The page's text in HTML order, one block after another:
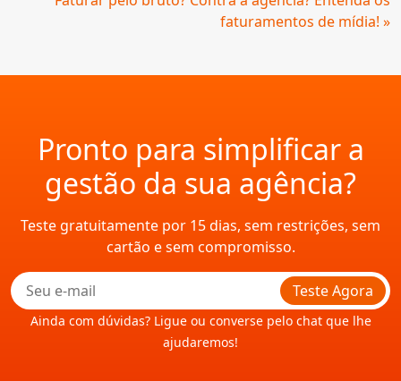
faturamentos de mídia! »
Pronto para simplificar a
gestão da sua agência?
Teste gratuitamente por 15 dias, sem restrições, sem
cartão e sem compromisso.
Teste Agora
Ainda com dúvidas? Ligue ou converse pelo chat que lhe
ajudaremos!